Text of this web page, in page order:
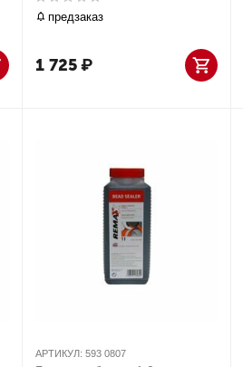
предзаказ
1 725₽
АРТИКУЛ: 593 0807